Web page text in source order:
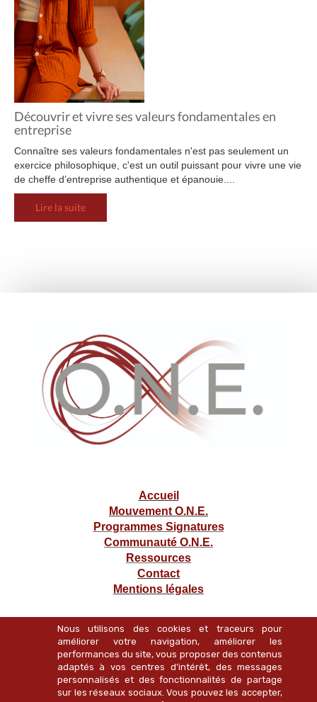
Découvrir et vivre ses valeurs fondamentales en
entreprise
Connaître ses valeurs fondamentales n'est pas seulement un
exercice philosophique, c'est un outil puissant pour vivre une vie
de cheffe d’entreprise authentique et épanouie....
Lire la suite
Accueil
Mouvement O.N.E.
Programmes Signatures
Communauté O.N.E.
Ressources
Contact
Mentions légales
0033 685 084 576
Nous utilisons des cookies et traceurs pour
améliorer votre navigation, améliorer les
performances du site, vous proposer des contenus
adaptés à vos centres d’intérêt, des messages
personnalisés et des fonctionnalités de partage
sur les réseaux sociaux. Vous pouvez les accepter,